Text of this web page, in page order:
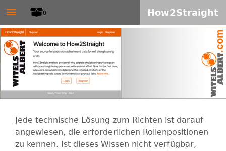
zum
Inhalt
W
I
T
E
S
0
≡ How2Straight
Jede technische Lösung zum Richten ist darauf
angewiesen, die erforderlichen Rollenpositionen
zu kennen. Ist dieses Wissen nicht verfügbar,